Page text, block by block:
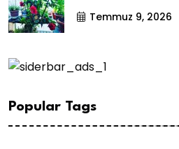
Temmuz 9, 2026
Popular Tags